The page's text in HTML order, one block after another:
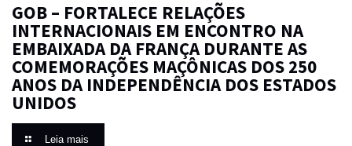
GOB – FORTALECE RELAÇÕES
INTERNACIONAIS EM ENCONTRO NA
EMBAIXADA DA FRANÇA DURANTE AS
COMEMORAÇÕES MAÇÔNICAS DOS 250
ANOS DA INDEPENDÊNCIA DOS ESTADOS
UNIDOS
Leia mais